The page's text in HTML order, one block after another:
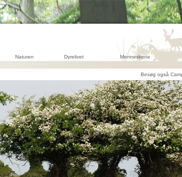
Besøg også
Naturen Dyrelivet Menneskene